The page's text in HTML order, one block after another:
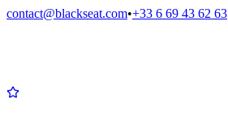
contact@blackseat.com•+33 6 69 43 62 63